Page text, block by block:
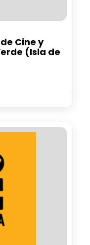
Cine y
(Isla de